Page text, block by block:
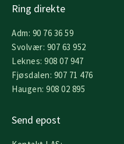
Ring direkte
Adm: 90 76 36 59
Svolvær: 907 63 952
Leknes: 908 07 947
Fjøsdalen: 907 71 476
Haugen: 908 02 895
Send epost